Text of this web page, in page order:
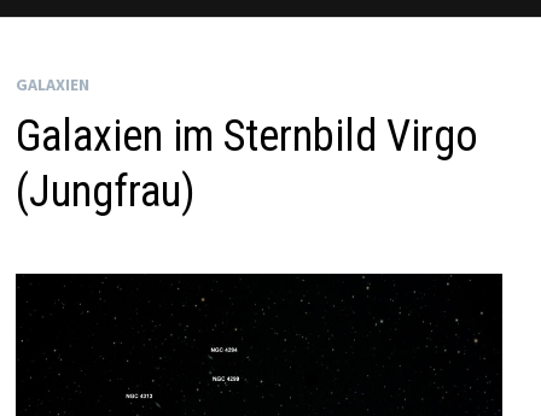
GALAXIEN
Galaxien im Sternbild Virgo
(Jungfrau)